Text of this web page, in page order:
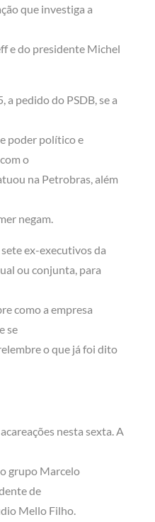
que investiga a
e do presidente Michel
pedido do PSDB, se a
poder político e
o
na Petrobras, além
negam.
ex-executivos da
ou conjunta, para
como a empresa
se
o que já foi dito
nesta sexta. A
grupo Marcelo
de
Mello Filho.